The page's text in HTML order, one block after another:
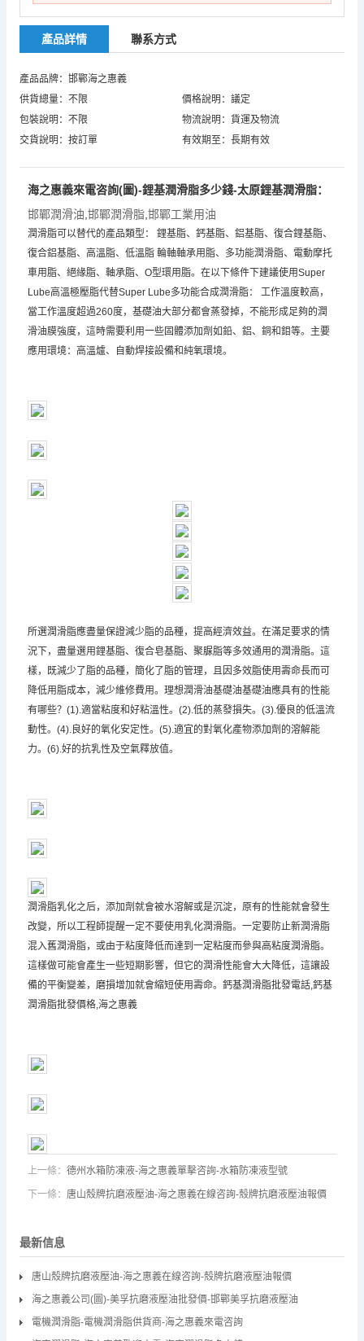
產品詳情 聯系方式
產品品牌：邯鄲海之惠義
供貨總量：不限
價格說明：議定
包裝說明：不限
物流說明：貨運及物流
交貨說明：按訂單
有效期至：長期有效
海之惠義來電咨詢(圖)-鋰基潤滑脂多少錢-太原鋰基潤滑脂：
邯鄲潤滑油 邯鄲潤滑脂 邯鄲工業用油
潤滑脂可以替代的產品類型： 鋰基脂、鈣基脂、鋁基脂、復合鋰基脂、
復合鋁基脂、高溫脂、低溫脂 輪軸軸承用脂、多功能潤滑脂、電動摩托
車用脂、絕緣脂、軸承脂、O型環用脂。在以下條件下建議使用Super
Lube高溫極壓脂代替Super Lube多功能合成潤滑脂： 工作溫度較高，
當工作溫度超過260度，基礎油大部分都會蒸發掉，不能形成足夠的潤
滑油膜強度，這時需要利用一些固體添加劑如鉛、鋁、銅和鉬等。主要
應用環境：高溫爐、自動焊接設備和純氧環境。
所選潤滑脂應盡量保證減少脂的品種，提高經濟效益。在滿足要求的情
況下，盡量選用鋰基脂、復合皂基脂、聚脲脂等多效通用的潤滑脂。這
樣，既減少了脂的品種，簡化了脂的管理，且因多效脂使用壽命長而可
降低用脂成本，減少維修費用。理想潤滑油基礎油基礎油應具有的性能
有哪些？(1).適當粘度和好粘溫性。(2).低的蒸發損失。(3).優良的低溫流
動性。(4).良好的氧化安定性。(5).適宜的對氧化產物添加劑的溶解能
力。(6).好的抗乳性及空氣釋放值。
潤滑脂乳化之后，添加劑就會被水溶解或是沉淀，原有的性能就會發生
改變，所以工程師提醒一定不要使用乳化潤滑脂。一定要防止新潤滑脂
混入舊潤滑脂，或由于粘度降低而達到一定粘度而參與高粘度潤滑脂。
這樣做可能會產生一些短期影響，但它的潤滑性能會大大降低，這讓設
備的平衡變差，磨損增加就會縮短使用壽命。鈣基潤滑脂批發電話,鈣基
潤滑脂批發價格,海之惠義
上一條： 德州水箱防凍液-海之惠義單擊咨詢-水箱防凍液型號
下一條： 唐山殼牌抗磨液壓油-海之惠義在線咨詢-殼牌抗磨液壓油報價
最新信息
唐山殼牌抗磨液壓油-海之惠義在線咨詢-殼牌抗磨液壓油報價
海之惠義公司(圖)-美孚抗磨液壓油批發價-邯鄲美孚抗磨液壓油
電機潤滑脂-電機潤滑脂供貨商-海之惠義來電咨詢